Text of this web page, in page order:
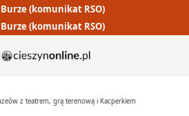
(komunikat RSO)
(komunikat RSO)
z teatrem, grą terenową i Kacperkiem